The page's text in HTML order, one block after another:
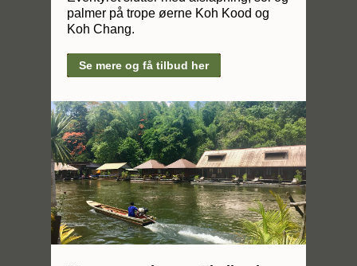
palmer på trope øerne Koh Kood og
Koh Chang.
Se mere og få tilbud her